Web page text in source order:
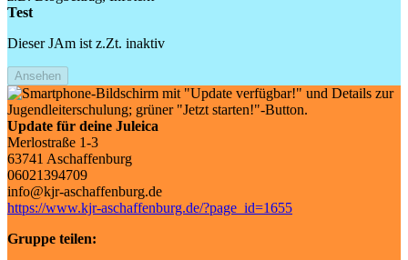
Test
Dieser JAm ist z.Zt. inaktiv
Ansehen
Update für deine Juleica
Merlostraße 1-3
63741 Aschaffenburg
06021394709
info@kjr-aschaffenburg.de
https://www.kjr-aschaffenburg.de/?page_id=1655
Gruppe teilen: